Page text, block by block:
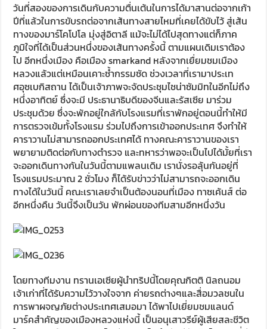
วันที่สองของการเดินกับความตื่นเต้นในการได้มาสานต่อจากเก้า
ปีที่แล้วในการขับรถต่อจากเส้นทางสายไหมที่เคยได้ขับไว้ สู่เส้น
ทางของมาร์โคโปโล มุ่งสู่อิตาลี แม้จะไม่ได้ไปสุดทางแต่ก็ภาค
ภูมิใจที่ได้เป็นส่วนหนึ่งของเส้นทางครั้งนี้ ตามแผนเดิมเราต้อง
ไป อีกหนึ่งเมือง คือเมือง smarkand หลังจากเยื่ยมชมเมือง
หลวงแล้วแต่เหมือนเคาะซ้ำกรรมซัด ช่วงเวลาที่เรามาประเท
ศอุซเบกิสถาน ได้เป็นเจ้าภาพจะจัดประชุมไชน่าซัมมิทในอีกไม่ถึง
หนึ่งอาทิตย์ ซึ่งจะมี ประธานาธิบดีของจีนและรัสเซีย มาร่วม
ประชุมด้วย ซึ่งจะพักอยู่ใกล้กับโรงแรมที่เราพักอยู่ตอนนี้ทำให้มี
การตรวจเข้มทั้งโรงแรม ร่วมไปถึงการเข้าออกประเทศ จึงทำให้
คาราวานไม่สามารถออกประเทศได้ ทางคณะคาราวานของเรา
พยายามติดต่อกับทางตำรวจ และทหารว่าพอจะเป็นไปได้มั้ยที่เรา
จะออกเดินทางกันในวันนี้ตามแพลนเดิม เรานั่งรอลุ้นกันอยู่ที่
โรงแรมประมาณ 2 ชั่วโมง ก็ได้รับข่าวว่าไม่สามารถจะออกเดิน
ทางได้ในวันนี้ คณะเราเลยจำเป็นต้องนอนที่เมือง ทาซเค้นส์ ต่อ
อีกหนึ่งคืน วันนี้จึงเป็นวัน พักผ่อนของทีมสามอีกหนึ่งวัน
โดยทางทีมงาน ทรานเอเซียผู้นำทริปนี้โดยคุณกิตติ นิลถนอม
เจ้าเก่าที่ได้รับความไว้วางใจจาก ค่ายรถต่างๆและสื่อมวลชนใน
การพาผจญภัยต่างประเทศเสมอมา ได้พาไปเยี่ยมชมแลนด์
มาร์คสำคัญของเมืองหลวงแห่งนี้ เป็นอนุเสาวรีย์ผู้เสียสละชีวิต